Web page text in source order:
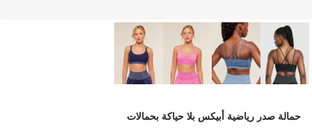
حمالة صدر رياضية أبيكس بلا حياكة بحمالات